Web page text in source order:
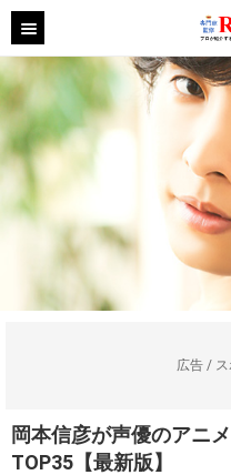
広告 /
岡本信彦が声優のアニ
TOP35【最新版】